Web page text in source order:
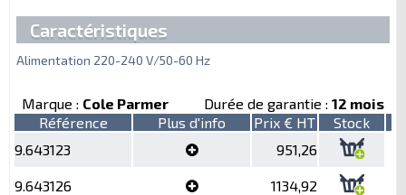
Caractéristiques
Alimentation 220-240 V/50-60 Hz
Marque : Cole Parmer Durée de garantie : 12 mois
Référence
Plus d'info Prix € HT
Stock
9.643123
951,26
9.643126 1134,92